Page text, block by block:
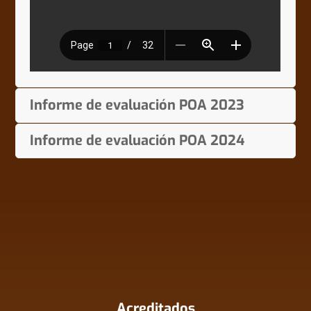
Informe de evaluación POA 2023
Informe de evaluación POA 2024